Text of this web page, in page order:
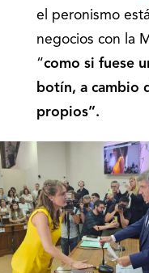
el peronismo
negocios con la
“como si fuese
botín, a cambio
propios”.